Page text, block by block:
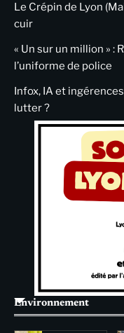
Le Crépin de Lyon
cuir
« Un sur un million » :
l’uniforme de police
Infox, IA et
lutter ?
Environnement